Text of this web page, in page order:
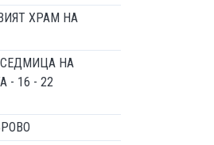
ХРАМ НА
НА
- 16 - 22